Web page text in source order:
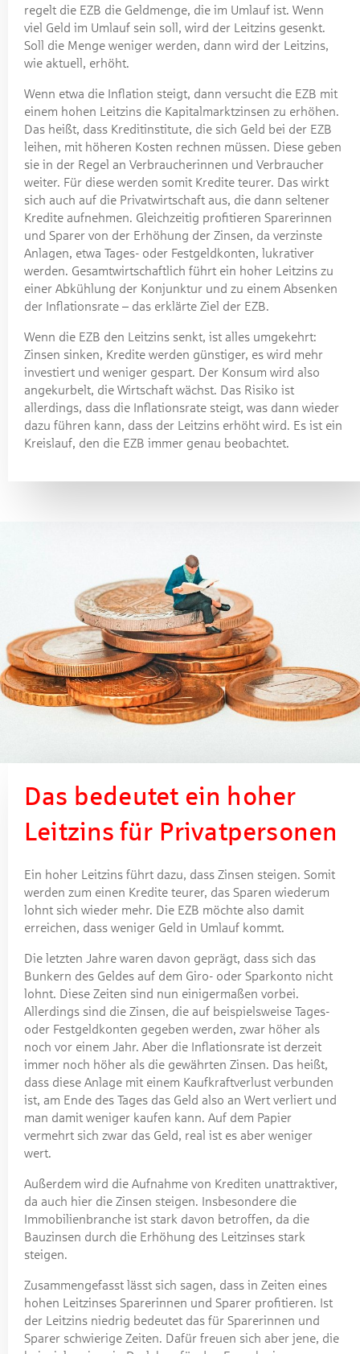
regelt die EZB die Geldmenge, die im Umlauf ist. Wenn
viel Geld im Umlauf sein soll, wird der Leitzins gesenkt.
Soll die Menge weniger werden, dann wird der Leitzins,
wie aktuell, erhöht.
Wenn etwa die Inflation steigt, dann versucht die EZB mit
einem hohen Leitzins die Kapitalmarktzinsen zu erhöhen.
Das heißt, dass Kreditinstitute, die sich Geld bei der EZB
leihen, mit höheren Kosten rechnen müssen. Diese geben
sie in der Regel an Verbraucherinnen und Verbraucher
weiter. Für diese werden somit Kredite teurer. Das wirkt
sich auch auf die Privatwirtschaft aus, die dann seltener
Kredite aufnehmen. Gleichzeitig profitieren Sparerinnen
und Sparer von der Erhöhung der Zinsen, da verzinste
Anlagen, etwa Tages- oder Festgeldkonten, lukrativer
werden. Gesamtwirtschaftlich führt ein hoher Leitzins zu
einer Abkühlung der Konjunktur und zu einem Absenken
der Inflationsrate – das erklärte Ziel der EZB.
Wenn die EZB den Leitzins senkt, ist alles umgekehrt:
Zinsen sinken, Kredite werden günstiger, es wird mehr
investiert und weniger gespart. Der Konsum wird also
angekurbelt, die Wirtschaft wächst. Das Risiko ist
allerdings, dass die Inflationsrate steigt, was dann wieder
dazu führen kann, dass der Leitzins erhöht wird. Es ist ein
Kreislauf, den die EZB immer genau beobachtet.
Das bedeutet ein hoher
Leitzins für Privatpersonen
Ein hoher Leitzins führt dazu, dass Zinsen steigen. Somit
werden zum einen Kredite teurer, das Sparen wiederum
lohnt sich wieder mehr. Die EZB möchte also damit
erreichen, dass weniger Geld in Umlauf kommt.
Die letzten Jahre waren davon geprägt, dass sich das
Bunkern des Geldes auf dem Giro- oder Sparkonto nicht
lohnt. Diese Zeiten sind nun einigermaßen vorbei.
Allerdings sind die Zinsen, die auf beispielsweise Tages-
oder Festgeldkonten gegeben werden, zwar höher als
noch vor einem Jahr. Aber die Inflationsrate ist derzeit
immer noch höher als die gewährten Zinsen. Das heißt,
dass diese Anlage mit einem Kaufkraftverlust verbunden
ist, am Ende des Tages das Geld also an Wert verliert und
man damit weniger kaufen kann. Auf dem Papier
vermehrt sich zwar das Geld, real ist es aber weniger
wert.
Außerdem wird die Aufnahme von Krediten unattraktiver,
da auch hier die Zinsen steigen. Insbesondere die
Immobilienbranche ist stark davon betroffen, da die
Bauzinsen durch die Erhöhung des Leitzinses stark
steigen.
Zusammengefasst lässt sich sagen, dass in Zeiten eines
hohen Leitzinses Sparerinnen und Sparer profitieren. Ist
der Leitzins niedrig bedeutet das für Sparerinnen und
Sparer schwierige Zeiten. Dafür freuen sich aber jene, die